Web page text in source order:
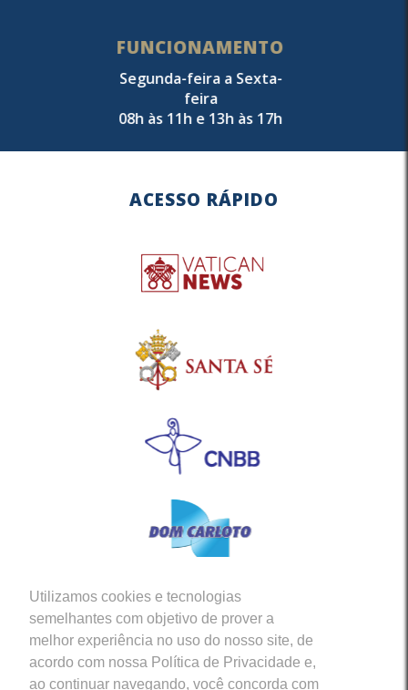
Utilizamos cookies e tecnologias
semelhantes com objetivo de prover a
melhor experiência no uso do nosso site, de
acordo com nossa Política de Privacidade e,
ao continuar navegando, você concorda com
FUNCIONAMENTO
Segunda-feira a Sexta-
feira
08h às 11h e 13h às 17h
ACESSO RÁPIDO
Siga-nos em nossas Redes Sociais